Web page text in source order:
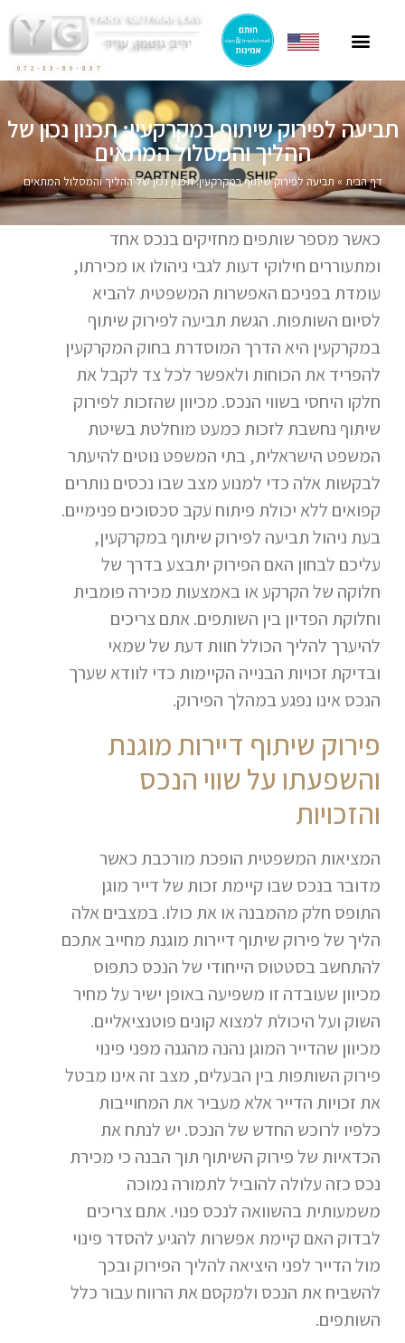
072-33-80-837
תביעה לפירוק שיתוף במקרקעין: תכנון נכון של
ההליך והמסלול המתאים
דף הבית»תביעה לפירוק שיתוף במקרקעין: תכנון נכון של ההליך והמסלול המתאים
כאשר מספר שותפים מחזיקים בנכס אחד
ומתעוררים חילוקי דעות לגבי ניהולו או מכירתו,
עומדת בפניכם האפשרות המשפטית להביא
לסיום השותפות. הגשת תביעה לפירוק שיתוף
במקרקעין היא הדרך המוסדרת בחוק המקרקעין
להפריד את הכוחות ולאפשר לכל צד לקבל את
חלקו היחסי בשווי הנכס. מכיוון שהזכות לפירוק
שיתוף נחשבת לזכות כמעט מוחלטת בשיטת
המשפט הישראלית, בתי המשפט נוטים להיעתר
לבקשות אלה כדי למנוע מצב שבו נכסים נותרים
קפואים ללא יכולת פיתוח עקב סכסוכים פנימיים.
בעת ניהול תביעה לפירוק שיתוף במקרקעין,
עליכם לבחון האם הפירוק יתבצע בדרך של
חלוקה של הקרקע או באמצעות מכירה פומבית
וחלוקת הפדיון בין השותפים. אתם צריכים
להיערך להליך הכולל חוות דעת של שמאי
ובדיקת זכויות הבנייה הקיימות כדי לוודא שערך
הנכס אינו נפגע במהלך הפירוק.
פירוק שיתוף דיירות מוגנת
והשפעתו על שווי הנכס
והזכויות
המציאות המשפטית הופכת מורכבת כאשר
מדובר בנכס שבו קיימת זכות של דייר מוגן
התופס חלק מהמבנה או את כולו. במצבים אלה
הליך של פירוק שיתוף דיירות מוגנת מחייב אתכם
להתחשב בסטטוס הייחודי של הנכס כתפוס
מכיוון שעובדה זו משפיעה באופן ישיר על מחיר
השוק ועל היכולת למצוא קונים פוטנציאליים.
מכיוון שהדייר המוגן נהנה מהגנה מפני פינוי
פירוק השותפות בין הבעלים, מצב זה אינו מבטל
את זכויות הדייר אלא מעביר את המחוייבות
כלפיו לרוכש החדש של הנכס. יש לנתח את
הכדאיות של פירוק השיתוף תוך הבנה כי מכירת
נכס כזה עלולה להוביל לתמורה נמוכה
משמעותית בהשוואה לנכס פנוי. אתם צריכים
לבדוק האם קיימת אפשרות להגיע להסדר פינוי
מול הדייר לפני היציאה להליך הפירוק ובכך
להשביח את הנכס ולמקסם את הרווח עבור כלל
השותפים.